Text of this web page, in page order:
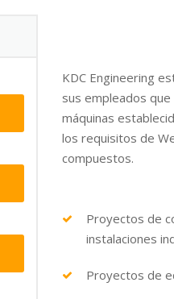
KDC Engineering
sus empleados
máquinas
los requisitos de
compuestos.
Proyectos de
instalaciones
Proyectos de